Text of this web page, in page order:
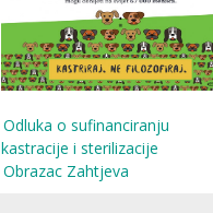
Odluka o sufinanciranju
kastracije i sterilizacije
Obrazac Zahtjeva